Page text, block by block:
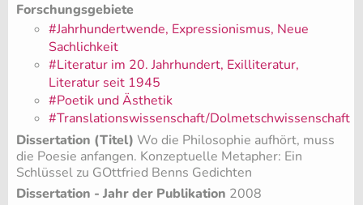
Forschungsgebiete
#Jahrhundertwende, Expressionismus, Neue
Sachlichkeit
#Literatur im 20. Jahrhundert, Exilliteratur,
Literatur seit 1945
#Poetik und Ästhetik
#Translationswissenschaft/Dolmetschwissenschaft
Dissertation (Titel) Wo die Philosophie aufhört, muss
die Poesie anfangen. Konzeptuelle Metapher: Ein
Schlüssel zu GOttfried Benns Gedichten
Dissertation - Jahr der Publikation 2008